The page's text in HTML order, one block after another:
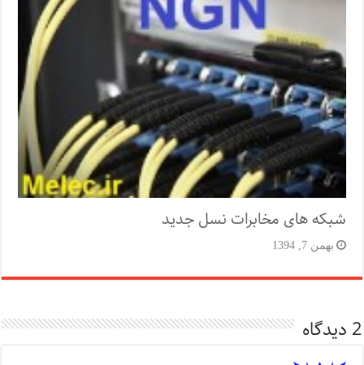
شبکه های مخابرات نسل جدید
بهمن 7, 1394
2 دیدگاه